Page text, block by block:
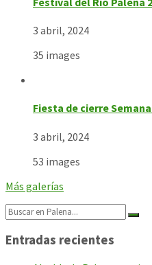
3 abril, 2024
35 images
Fiesta de cierre
3 abril, 2024
53 images
Más galerías
Search:
Entradas recientes